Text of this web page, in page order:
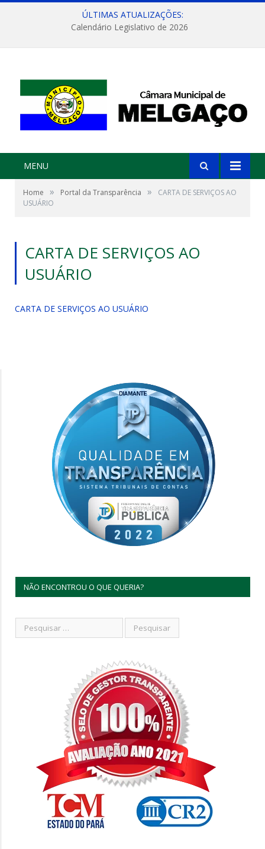
ÚLTIMAS ATUALIZAÇÕES:
Calendário Legislativo de 2026
MENU
Home » Portal da Transparência »
CARTA DE SERVIÇOS AO
USUÁRIO
CARTA DE SERVIÇOS AO
USUÁRIO
CARTA DE SERVIÇOS AO USUÁRIO
NÃO ENCONTROU O QUE QUERIA?